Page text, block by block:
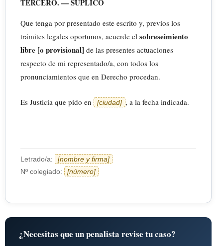
TERCERO. — SUPLICO
Que tenga por presentado este escrito y, previos los
trámites legales oportunos, acuerde el sobreseimiento
libre [o provisional] de las presentes actuaciones
respecto de mi representado/a, con todos los
pronunciamientos que en Derecho procedan.
Es Justicia que pido en [ciudad] , a la fecha indicada.
Letrado/a:
[nombre y firma]
Nº colegiado:
[número]
¿Necesitas que un penalista revise tu caso?